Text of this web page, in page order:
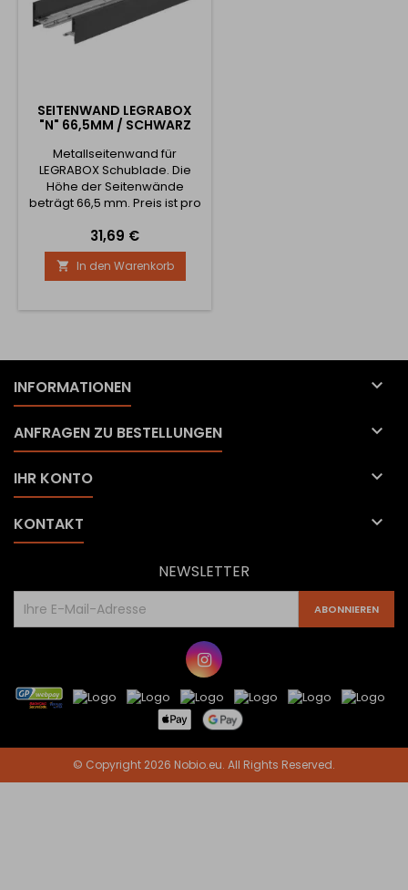
SEITENWAND LEGRABOX
"N" 66,5MM / SCHWARZ
Metallseitenwand für
LEGRABOX Schublade. Die
Höhe der Seitenwände
beträgt 66,5 mm. Preis ist pro
Preis
31,69 €
 In den Warenkorb
INFORMATIONEN 
ANFRAGEN ZU BESTELLUNGEN 
IHR KONTO 
KONTAKT 
NEWSLETTER
© Copyright 2026 Nobio.eu. All Rights Reserved.